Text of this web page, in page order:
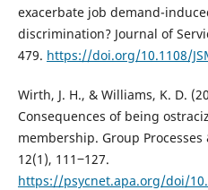
exacerbate job demand-
discrimination? Journal of
479. https://doi.org/10.1108/
Wirth, J. H., & Williams, K. D.
Consequences of being
membership. Group
12(1), 111‒127.
https://psycnet.apa.org/doi/